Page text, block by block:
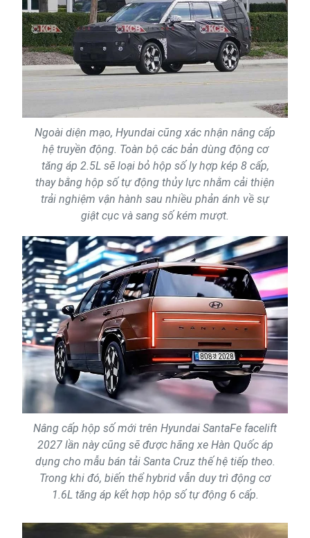
Ngoài diện mạo, Hyundai cũng xác nhận nâng cấp
hệ truyền động. Toàn bộ các bản dùng động cơ
tăng áp 2.5L sẽ loại bỏ hộp số ly hợp kép 8 cấp,
thay bằng hộp số tự động thủy lực nhằm cải thiện
trải nghiệm vận hành sau nhiều phản ánh về sự
giật cục và sang số kém mượt.
Nâng cấp hộp số mới trên Hyundai SantaFe facelift
2027 lần này cũng sẽ được hãng xe Hàn Quốc áp
dụng cho mẫu bán tải Santa Cruz thế hệ tiếp theo.
Trong khi đó, biến thể hybrid vẫn duy trì động cơ
1.6L tăng áp kết hợp hộp số tự động 6 cấp.​